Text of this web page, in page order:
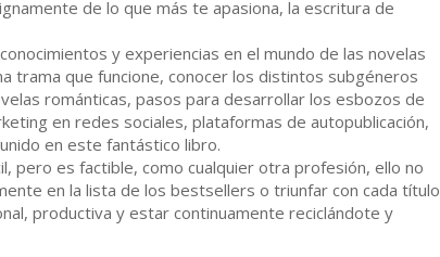
de lo que más te apasiona, la escritura de
y experiencias en el mundo de las novelas
trama que funcione, conocer los distintos subgéneros
románticas, pasos para desarrollar los esbozos de
en redes sociales, plataformas de autopublicación,
en este fantástico libro.
pero es factible, como cualquier otra profesión, ello no
en la lista de los bestsellers o triunfar con cada título
productiva y estar continuamente reciclándote y